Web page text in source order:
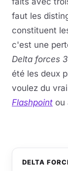
faut les
constituent
c'est une
Delta forces 3
été les deux
voulez du
Flashpoint ou
DELTA